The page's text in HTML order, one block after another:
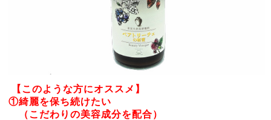
【このような方にオススメ】
①綺麗を保ち続けたい
（こだわりの美容成分を配合）